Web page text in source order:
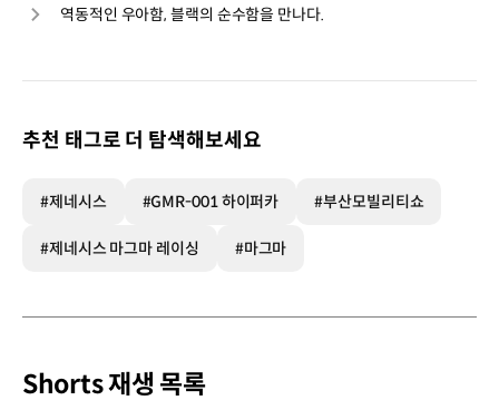
역동적인 우아함, 블랙의 순수함을 만나다.
추천 태그로 더 탐색해보세요
#제네시스 #GMR-001 하이퍼카 #부산모빌리티쇼
#제네시스 마그마 레이싱 #마그마
Shorts 재생 목록